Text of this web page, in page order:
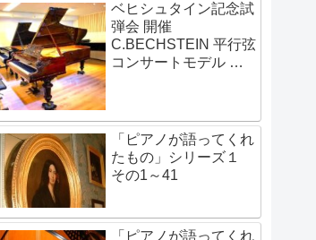
ベヒシュタイン記念試
弾会 開催
C.BECHSTEIN 平行弦
コンサートモデル 伝
「ピアノが語ってくれ
たもの」シリーズ１
その1～41
「ピアノが語ってくれ